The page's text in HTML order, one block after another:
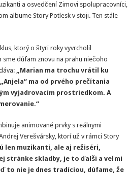
a osvedčení Zimovi spolupracovníci,
albume Story Potlesk v stoji. Ten stále
ktorý o štyri roky vyvrcholil
sme dúfam znovu na prahu niečoho
„Marian ma trochu vrátil ku
ma od prvého prečítania
vyjadrovacím prostriedkom. A
animované prvky s reálnymi
Verešvársky, ktorí už v rámci Story
len muzikanti, ale aj režiséri,
stránke skladby, je to ďalší a veľmi
to nie je dnes tradíciou, dúfame, že